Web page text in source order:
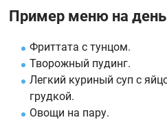
Пример меню на день
Фриттата с тунцом.
Творожный пудинг.
Легкий куриный суп с
грудкой.
Овощи на пару.